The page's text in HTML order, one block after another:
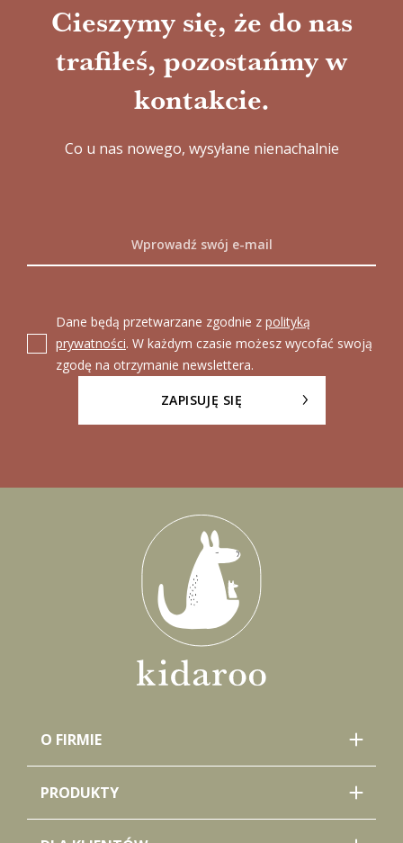
Cieszymy się, że do nas
trafiłeś, pozostańmy w
kontakcie.
Co u nas nowego, wysyłane nienachalnie
Dane będą przetwarzane zgodnie z polityką
prywatności. W każdym czasie możesz wycofać swoją
zgodę na otrzymanie newslettera.
ZAPISUJĘ SIĘ
O FIRMIE
PRODUKTY